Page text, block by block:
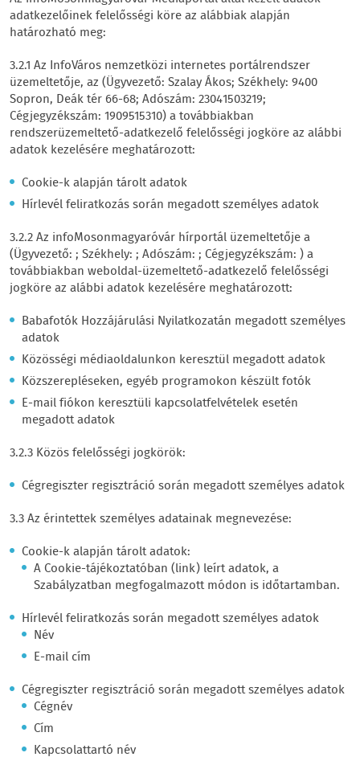
adatkezelőinek felelősségi köre az alábbiak alapján
határozható meg:
3.2.1 Az InfoVáros nemzetközi internetes portálrendszer
üzemeltetője, az (Ügyvezető: Szalay Ákos; Székhely: 9400
Sopron, Deák tér 66-68; Adószám: 23041503219;
Cégjegyzékszám: 1909515310) a továbbiakban
rendszerüzemeltető-adatkezelő felelősségi jogköre az alábbi
adatok kezelésére meghatározott:
Cookie-k alapján tárolt adatok
Hírlevél feliratkozás során megadott személyes adatok
3.2.2 Az infoMosonmagyaróvár hírportál üzemeltetője a
(Ügyvezető: ; Székhely: ; Adószám: ; Cégjegyzékszám: ) a
továbbiakban weboldal-üzemeltető-adatkezelő felelősségi
jogköre az alábbi adatok kezelésére meghatározott:
Babafotók Hozzájárulási Nyilatkozatán megadott személyes
adatok
Közösségi médiaoldalunkon keresztül megadott adatok
Közszerepléseken, egyéb programokon készült fotók
E-mail fiókon keresztüli kapcsolatfelvételek esetén
megadott adatok
3.2.3 Közös felelősségi jogkörök:
Cégregiszter regisztráció során megadott személyes adatok
3.3 Az érintettek személyes adatainak megnevezése:
Cookie-k alapján tárolt adatok:
A Cookie-tájékoztatóban (link) leírt adatok, a
Szabályzatban megfogalmazott módon is időtartamban.
Hírlevél feliratkozás során megadott személyes adatok
Név
E-mail cím
Cégregiszter regisztráció során megadott személyes adatok
Cégnév
Cím
Kapcsolattartó név